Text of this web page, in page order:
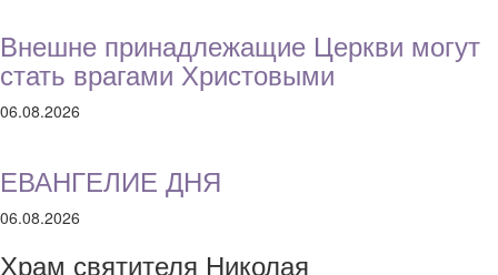
Внешне принадлежащие Церкви могут
стать врагами Христовыми
06.08.2026
ЕВАНГЕЛИЕ ДНЯ
06.08.2026
Храм святителя Николая